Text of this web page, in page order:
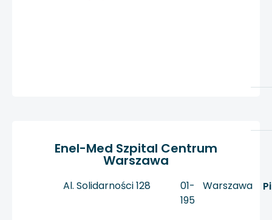
Enel-Med Szpital Centrum
Warszawa
Al. Solidarności 128
01-
195
Warszawa